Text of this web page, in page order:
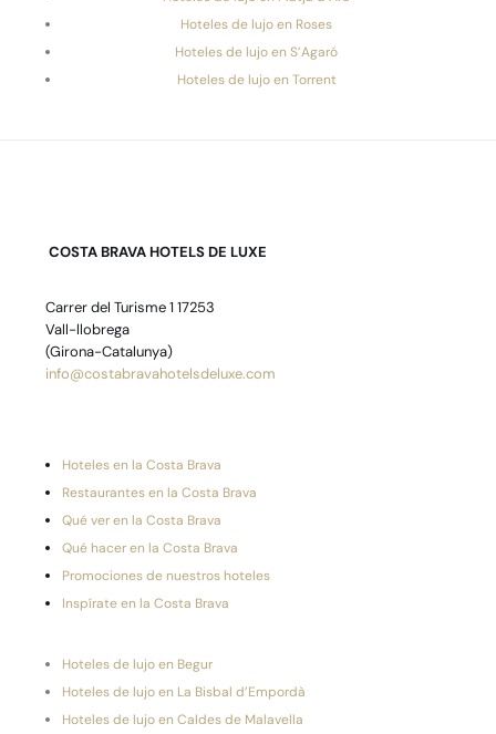
Hoteles de lujo en Roses
Hoteles de lujo en S’Agaró
Hoteles de lujo en Torrent
COSTA BRAVA HOTELS DE LUXE
Carrer del Turisme 1 17253
Vall-llobrega
(Girona-Catalunya)
info@costabravahotelsdeluxe.com
Hoteles en la Costa Brava
Restaurantes en la Costa Brava
Qué ver en la Costa Brava
Qué hacer en la Costa Brava
Promociones de nuestros hoteles
Inspírate en la Costa Brava
Hoteles de lujo en Begur
Hoteles de lujo en La Bisbal d’Empordà
Hoteles de lujo en Caldes de Malavella